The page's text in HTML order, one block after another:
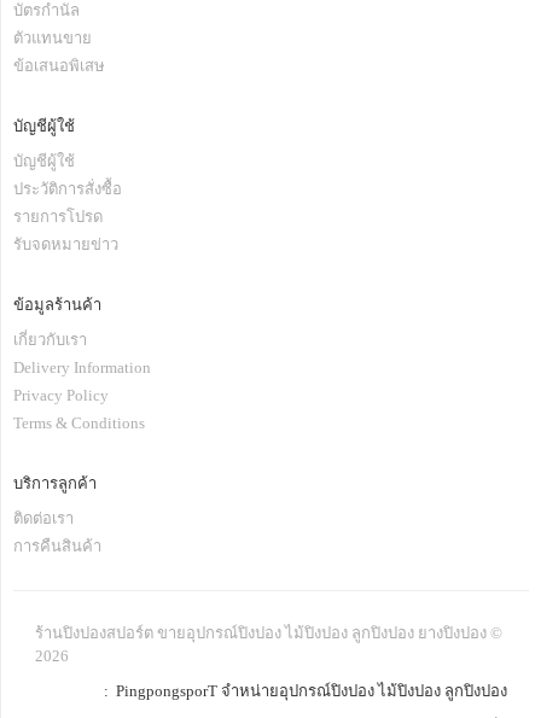
บัตรกำนัล
ตัวแทนขาย
ข้อเสนอพิเสษ
บัญชีผู้ใช้
บัญชีผู้ใช้
ประวัติการสั่งซื้อ
รายการโปรด
รับจดหมายข่าว
ข้อมูลร้านค้า
เกี่ยวกับเรา
Delivery Information
Privacy Policy
Terms & Conditions
บริการลูกค้า
ติดต่อเรา
การคืนสินค้า
ร้านปิงปองสปอร์ต ขายอุปกรณ์ปิงปอง ไม้ปิงปอง ลูกปิงปอง ยางปิงปอง ©
2026
: PingpongsporT จำหน่ายอุปกรณ์ปิงปอง ไม้ปิงปอง ลูกปิงปอง